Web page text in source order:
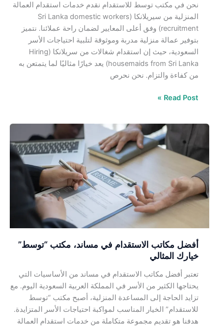
نحن في مكتب توسط للاستقدام نقدم خدمات استقدام العمالة
المنزلية من سيريلانكا (Sri Lanka domestic workers
recruitment) وفق أعلى المعايير لضمان راحة عملائنا. نتميز
بتوفير عمالة منزلية مدربة وموثوقة لتلبية احتياجات الأسر
السعودية، حيث إن استقدام شغالات من سريلانكا (Hiring
housemaids from Sri Lanka) يعد خيارًا مثاليًا لما يتمتعن به
من كفاءة والتزام. نحن نحرص
Read Post »
أفضل مكاتب الاستقدام في مساند، مكتب “توسط”
خيارك المثالي
تعتبر أفضل مكاتب الاستقدام في مساند من الأساسيات التي
يحتاجها الكثير من الأسر في المملكة العربية السعودية اليوم. مع
تزايد الحاجة إلى المساعدة المنزلية، أصبح مكتب “توسط
للاستقدام” الخيار المناسب لمواكبة احتياجات الأسر المتزايدة.
هدفنا هو تقديم مجموعة متكاملة من خدمات استقدام العمالة
أفضل
مكاتب
الاستقدام
في
مساند،
مكتب
“توسط”